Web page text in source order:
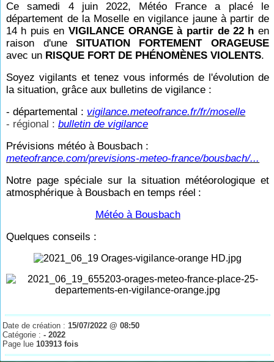
Ce samedi 4 juin 2022, Météo France a placé le
département de la Moselle en vigilance jaune à partir de
14 h puis en VIGILANCE ORANGE à partir de 22 h en
raison d'une SITUATION FORTEMENT ORAGEUSE
avec un RISQUE FORT DE PHÉNOMÈNES VIOLENTS.
Soyez vigilants et tenez vous informés de l'évolution de
la situation, grâce aux bulletins de vigilance :
- départemental : vigilance.meteofrance.fr/fr/moselle
- régional :bulletin de vigilance
Prévisions météo à Bousbach :
meteofrance.com/previsions-meteo-france/bousbach/...
Notre page spéciale sur la situation météorologique et
atmosphérique à Bousbach en temps réel :
Météo à Bousbach
Quelques conseils :
Date de création :15/07/2022 @ 08:50
Catégorie :- 2022
Page lue103913 fois